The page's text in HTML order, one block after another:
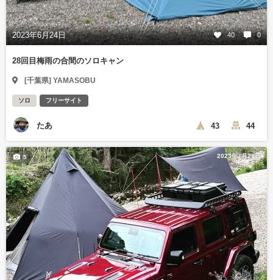
2023年6月24日 40 0
28回目梅雨の合間のソロキャン
[千葉県] YAMASOBU
ソロ フリーサイト
たあ 43 44
2023年7月21日
5